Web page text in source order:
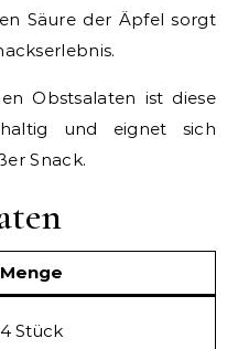
Säure der Äpfel sorgt
Obstsalaten ist diese
und eignet sich
Snack.
Menge
4 Stück